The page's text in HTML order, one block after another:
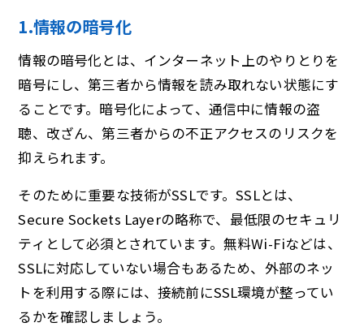
1.情報の暗号化
情報の暗号化とは、インターネット上のやりとりを
暗号にし、第三者から情報を読み取れない状態にす
ることです。暗号化によって、通信中に情報の盗
聴、改ざん、第三者からの不正アクセスのリスクを
抑えられます。
そのために重要な技術がSSLです。SSLとは、
Secure Sockets Layerの略称で、最低限のセキュリ
ティとして必須とされています。無料Wi-Fiなどは、
SSLに対応していない場合もあるため、外部のネッ
トを利用する際には、接続前にSSL環境が整ってい
るかを確認しましょう。